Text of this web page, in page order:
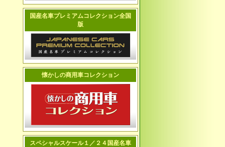
国産名車プレミアムコレクション全国
版
懐かしの商用車コレクション
スペシャルスケール１／２４国産名車